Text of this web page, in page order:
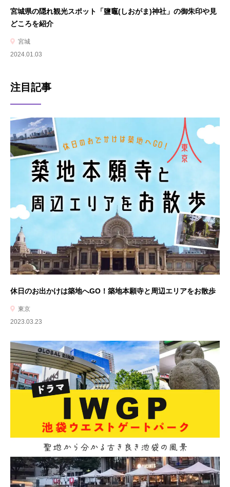
宮城県の隠れ観光スポット「鹽竈(しおがま)神社」の御朱印や見
どころを紹介
宮城
2024.01.03
注目記事
休日のお出かけは築地へGO！築地本願寺と周辺エリアをお散歩
東京
2023.03.23